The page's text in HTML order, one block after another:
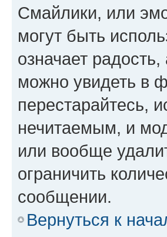
Смайлики, или
могут быть
означает
можно увидеть в
перестарайтесь,
нечитаемым, и
или вообще
ограничить
сообщении.
Вернуться к